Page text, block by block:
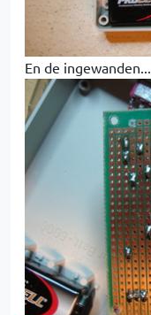
En de ingewanden...